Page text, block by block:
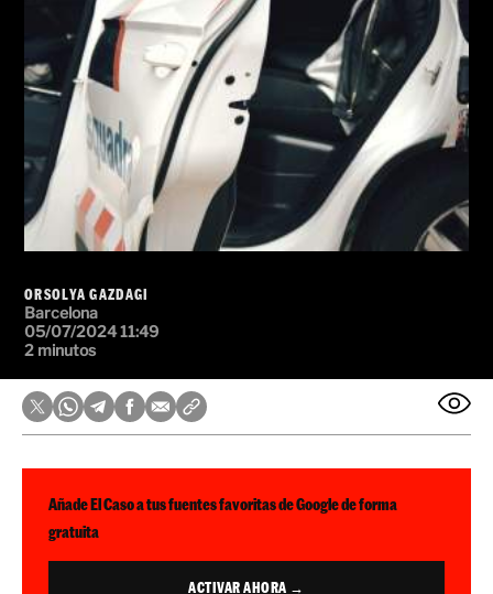
ORSOLYA GAZDAGI
Barcelona
05/07/2024 11:49
2 minutos
Añade El Caso a tus fuentes favoritas de Google de forma
gratuita
ACTIVAR AHORA →